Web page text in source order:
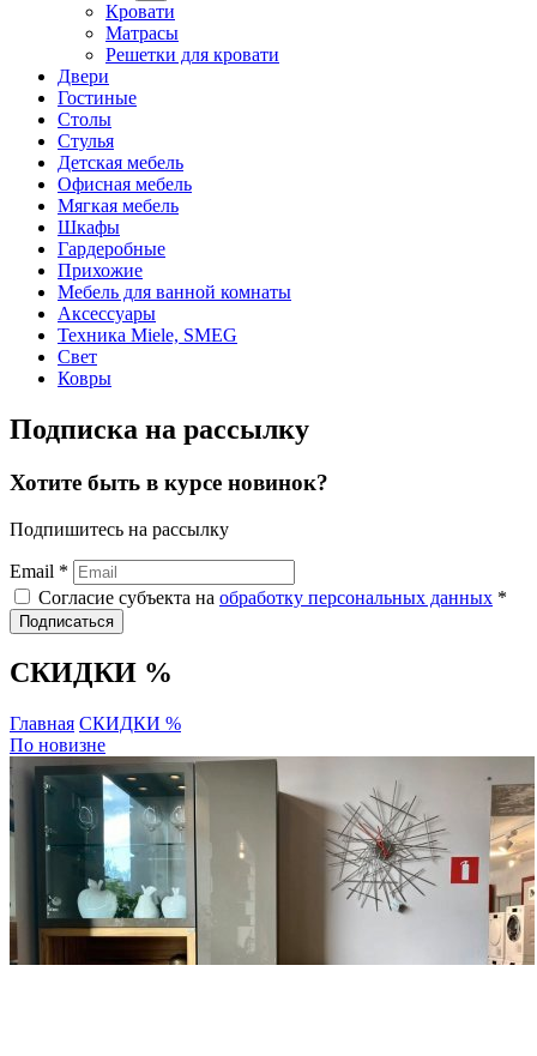
Кровати
Матрасы
Решетки для кровати
Двери
Гостиные
Столы
Стулья
Детская мебель
Офисная мебель
Мягкая мебель
Шкафы
Гардеробные
Прихожие
Мебель для ванной комнаты
Аксессуары
Техника Miele, SMEG
Свет
Ковры
Подписка на рассылку
Хотите быть в курсе новинок?
Подпишитесь на рассылку
Email *
Согласие субъекта на обработку персональных данных *
Подписаться
СКИДКИ %
Главная СКИДКИ %
По новизне